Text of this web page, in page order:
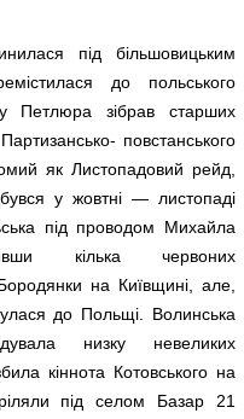
під більшовицьким
до польського
Петлюра зібрав старших
повстанського
як Листопадовий рейд,
у жовтні — листопаді
під проводом Михайла
кілька червоних
на Київщині, але,
до Польщі. Волинська
низку невеликих
кіннота Котовського на
під селом Базар 21